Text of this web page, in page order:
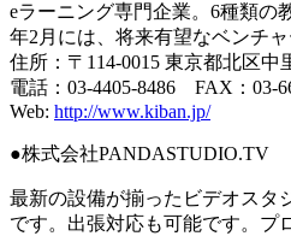
eラーニング専門企業。6種類の
年2月には、将来有望なベンチャ
住所：〒114-0015 東京都北区中
電話：03-4405-8486 FAX：03-
Web: http://www.kiban.jp/
●株式会社PANDASTUDIO.TV
最新の設備が揃ったビデオスタ
です。出張対応も可能です。プ